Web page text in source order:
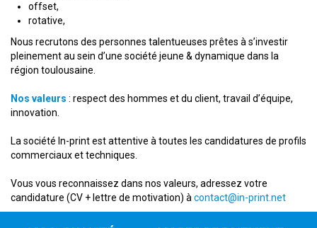
offset,
rotative,
Nous recrutons des personnes talentueuses prêtes à s’investir
pleinement au sein d’une société jeune & dynamique dans la
région toulousaine.
Nos valeurs : respect des hommes et du client, travail d’équipe,
innovation.
La société In-print est attentive à toutes les candidatures de profils
commerciaux et techniques.
Vous vous reconnaissez dans nos valeurs, adressez votre
candidature (CV + lettre de motivation) à contact@in-print.net